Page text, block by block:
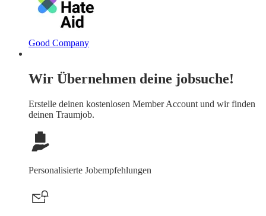
Good Company
Wir Übernehmen deine jobsuche!
Erstelle deinen kostenlosen Member Account und wir finden
deinen Traumjob.
Personalisierte Jobempfehlungen